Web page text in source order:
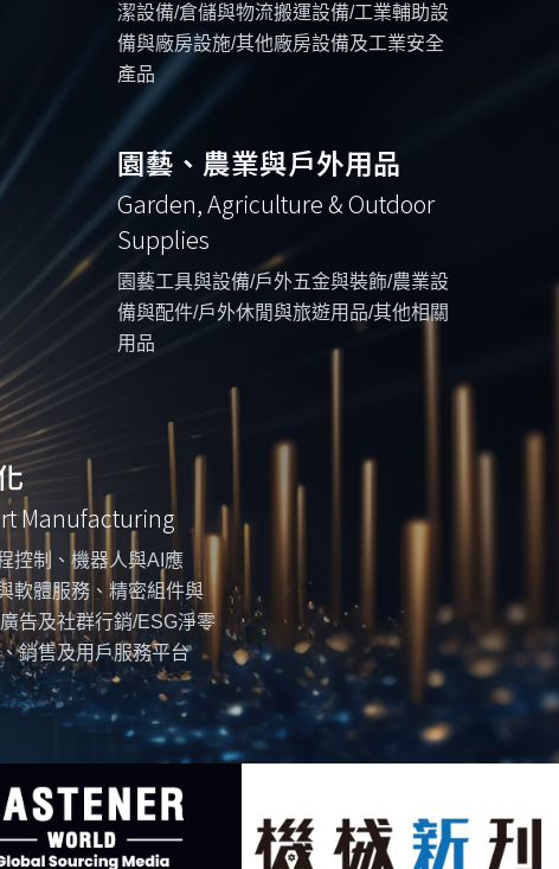
潔設備/倉儲與物流搬運設備/工業輔助設
備與廠房設施/其他廠房設備及工業安全
產品
園藝、農業與戶外用品
Garden, Agriculture & Outdoor
Supplies
園藝工具與設備/戶外五金與裝飾/農業設
備與配件/戶外休閒與旅遊用品/其他相關
用品
Manufacturing
控制、機器人與AI應
軟體服務、精密組件與
告及社群行銷/ESG淨零
銷售及用戶服務平台